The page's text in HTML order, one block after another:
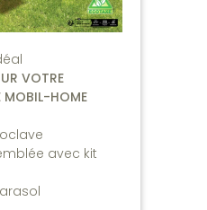
VOTRE
MOBIL-HOME
avec kit